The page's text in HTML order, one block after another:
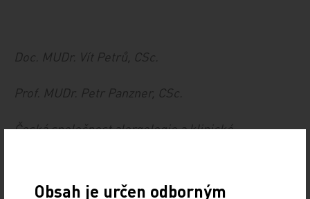
Doc. MUDr. Vít Petrů, CSc.
Prof. MUDr. Petr Panzner, CSc.
Česká společnost alergologie a klinické
Obsah je určen odborným